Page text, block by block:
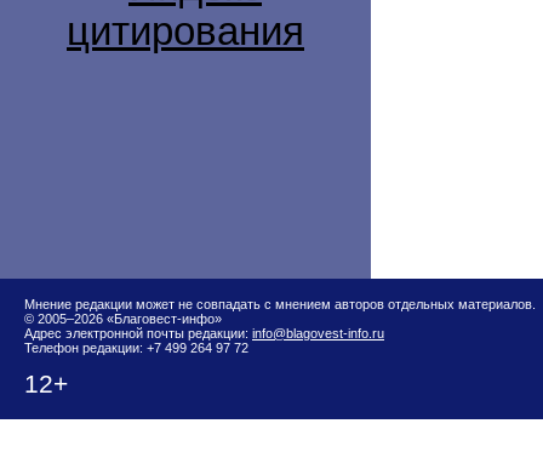
Мнение редакции может не совпадать с мнением авторов отдельных материалов.
© 2005–2026 «Благовест-инфо»
Адрес электронной почты редакции: info@blagovest-info.ru
Телефон редакции: +7 499 264 97 72
12+